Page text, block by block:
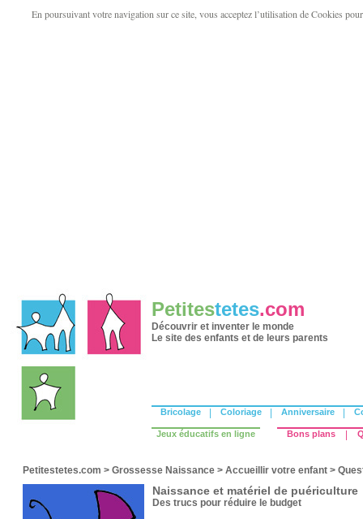
En poursuivant votre navigation sur ce site, vous acceptez l’utilisation de Cookies
Petitestetes.com
Découvrir et inventer le monde
Le site des enfants et de leurs parents
Bricolage Coloriage Anniversaire
Jeux éducatifs en ligne Bons plans
Petitestetes.com > Grossesse Naissance > Accueillir votre enfant >
Naissance et matériel de puériculture
Des trucs pour réduire le budget